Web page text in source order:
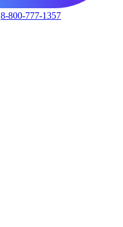
8-800-777-1357